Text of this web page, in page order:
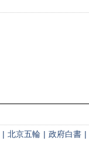
| 北京五輪 | 政府白書 |